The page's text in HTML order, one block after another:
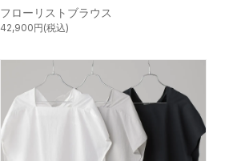
フローリストブラウス
42,900円(税込)